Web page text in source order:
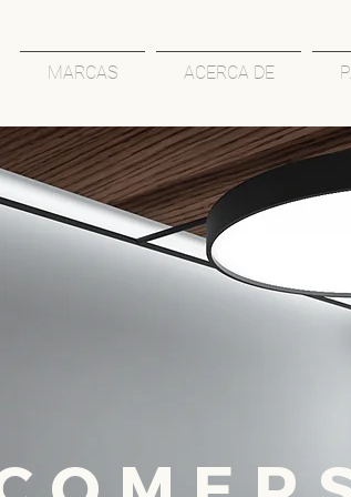
MARCAS ACERCA DE